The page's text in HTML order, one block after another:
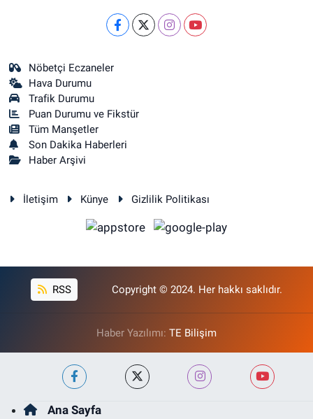
Nöbetçi Eczaneler
Hava Durumu
Trafik Durumu
Puan Durumu ve Fikstür
Tüm Manşetler
Son Dakika Haberleri
Haber Arşivi
İletişim Künye Gizlilik Politikası
RSS Copyright © 2024. Her hakkı saklıdır.
Haber Yazılımı: TE Bilişim
Ana Sayfa